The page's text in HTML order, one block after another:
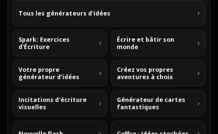
Tous les générateurs d'idées
Spark: Exercices
d'Écriture
Écrire et bâtir son
monde
Votre propre
générateur d'idées
Créez vos propres
aventures à choix
Incitations d'écriture
visuelles
Générateur de cartes
fantastiques